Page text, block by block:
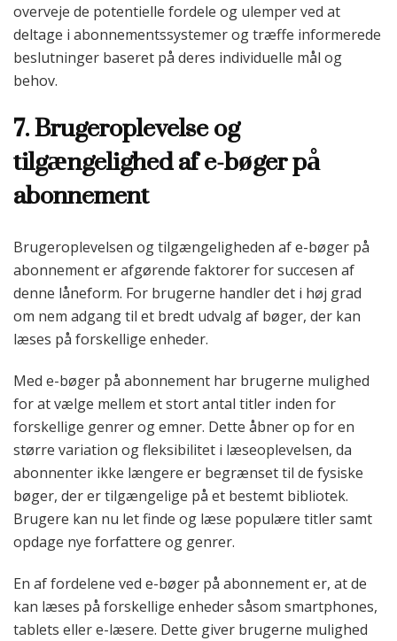
overveje de potentielle fordele og ulemper ved at
deltage i abonnementssystemer og træffe informerede
beslutninger baseret på deres individuelle mål og
behov.
7. Brugeroplevelse og
tilgængelighed af e-bøger på
abonnement
Brugeroplevelsen og tilgængeligheden af e-bøger på
abonnement er afgørende faktorer for succesen af
denne låneform. For brugerne handler det i høj grad
om nem adgang til et bredt udvalg af bøger, der kan
læses på forskellige enheder.
Med e-bøger på abonnement har brugerne mulighed
for at vælge mellem et stort antal titler inden for
forskellige genrer og emner. Dette åbner op for en
større variation og fleksibilitet i læseoplevelsen, da
abonnenter ikke længere er begrænset til de fysiske
bøger, der er tilgængelige på et bestemt bibliotek.
Brugere kan nu let finde og læse populære titler samt
opdage nye forfattere og genrer.
En af fordelene ved e-bøger på abonnement er, at de
kan læses på forskellige enheder såsom smartphones,
tablets eller e-læsere. Dette giver brugerne mulighed